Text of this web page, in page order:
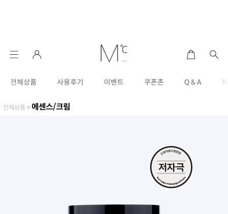
전체상품 사용후기 이벤트 쿠폰존 Q & A
전체상품 > 에센스/크림